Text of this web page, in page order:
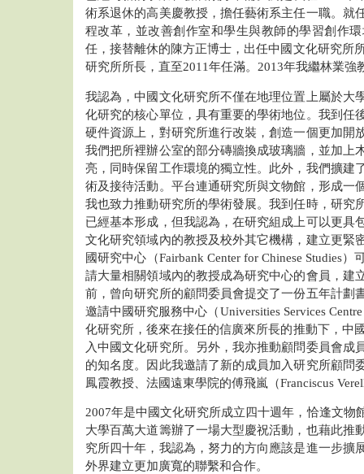
術系退休的高美慶教授，擔任藝術系主任一職。就
程改革，並改善創作室和學生與教師的學習創作
任，接替離休的陳方正博士，出任中國文化研究所
研究所所長，直至2011年任滿。2013年我繼林業強
我認為，中國文化研究所不僅在地理位置上屬於大
化研究的核心單位，具有重要的學術地位。我到任
硬件資源上，對研究所進行改裝，創造一個更加開
我們把所裡辦公室的部分磚牆換成玻璃牆，並加上
亮，同時保留工作環境的獨立性。此外，我們擴建
術及接待活動。平台連通研究所與文物館，形成一
我也致力推動研究所的學術發展。我到任時，研究
已經基本形成，但我認為，在研究組成上可以更具
文化研究領域內的教授及校外其它機構，建立更緊
國研究中心（Fairbank Center for Chinese Studies
請大量相關領域內的教授成為研究中心的會員，建
前，曾向研究所的顧問委員會提交了一份五年計劃
邀請中國研究服務中心（Universities Services
化研究所，後來在接任的信廣來所長的推動下，中
入中國文化研究所。另外，我亦推動顧問委員會成
的知名度。因此我邀請了新的成員加入研究所顧問
鳳霞教授、法國遠東學院的傅飛嵐（Franciscus
2007年是中國文化研究所成立四十週年，恰逢文物
大學百萬大道籌辦了一場大型慶祝活動，也藉此推
究所四十年，我認為，努力的方向應該是進一步擴
外界建立更加廣寬的聯繫和合作。